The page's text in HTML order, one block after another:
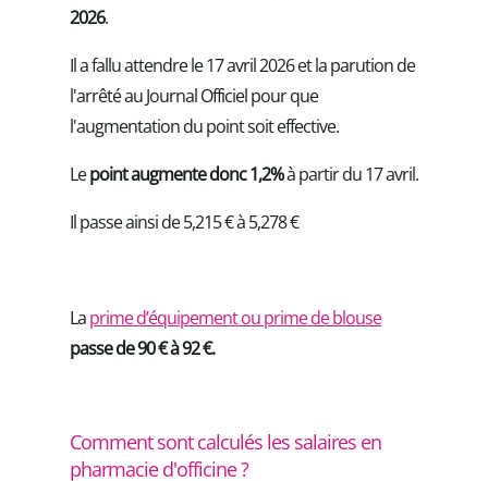
2026.
Il a fallu attendre le 17 avril 2026 et la parution de
l'arrêté au Journal Officiel pour que
l'augmentation du point soit effective.
Lepoint augmente donc 1,2%à partir du 17 avril.
Il passe ainsi de 5,215 € à 5,278 €
Laprime d’équipement ou prime de blouse
passe de 90 € à 92 €.
Comment sont calculés les salaires en
pharmacie d'officine ?